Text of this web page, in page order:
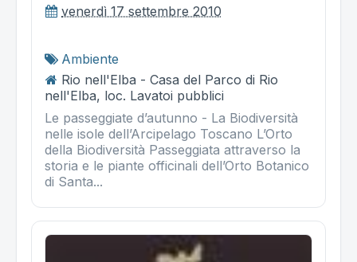
venerdì 17 settembre 2010
Ambiente
Rio nell'Elba - Casa del Parco di Rio
nell'Elba, loc. Lavatoi pubblici
Le passeggiate d’autunno - La Biodiversità
nelle isole dell’Arcipelago Toscano L’Orto
della Biodiversità Passeggiata attraverso la
storia e le piante officinali dell’Orto Botanico
di Santa...